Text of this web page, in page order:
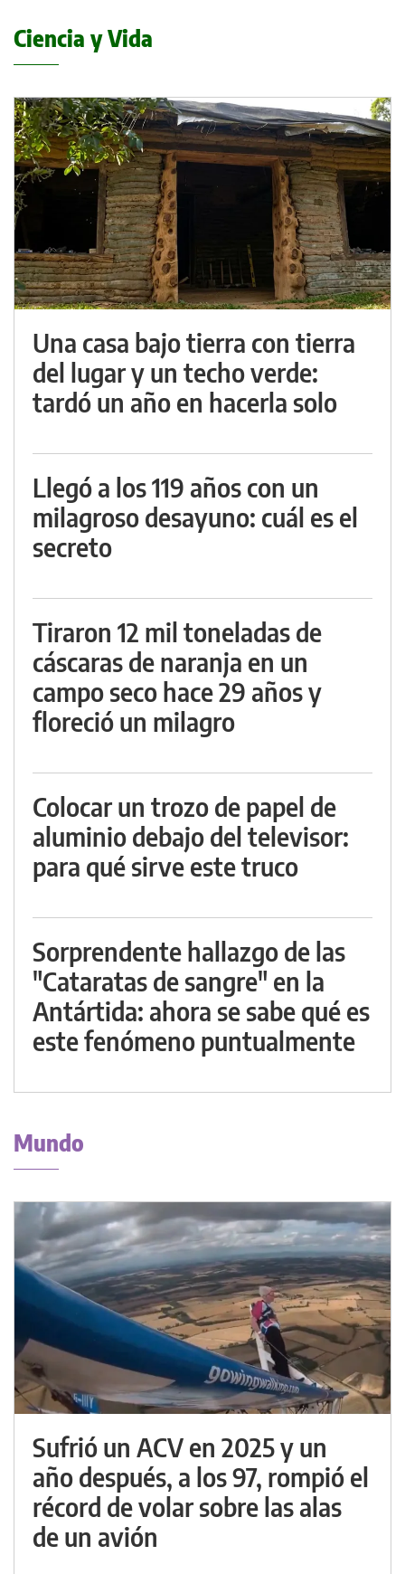
Ciencia y Vida
Una casa bajo tierra con tierra
del lugar y un techo verde:
tardó un año en hacerla solo
Llegó a los 119 años con un
milagroso desayuno: cuál es el
secreto
Tiraron 12 mil toneladas de
cáscaras de naranja en un
campo seco hace 29 años y
floreció un milagro
Colocar un trozo de papel de
aluminio debajo del televisor:
para qué sirve este truco
Sorprendente hallazgo de las
"Cataratas de sangre" en la
Antártida: ahora se sabe qué es
este fenómeno puntualmente
Mundo
Sufrió un ACV en 2025 y un
año después, a los 97, rompió el
récord de volar sobre las alas
de un avión